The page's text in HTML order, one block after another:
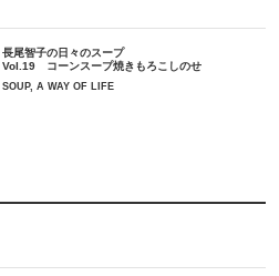
長尾智子の日々のスープ
Vol.19 コーンスープ焼きもろこしのせ
SOUP, A WAY OF LIFE